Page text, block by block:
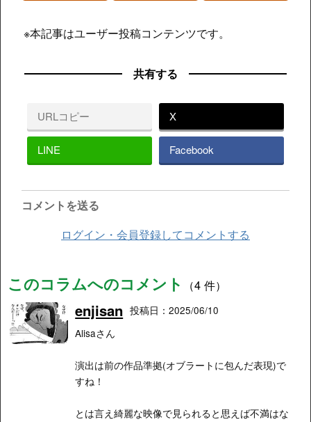
※本記事はユーザー投稿コンテンツです。
共有する
URLコピー X
LINE Facebook
コメントを送る
ログイン・会員登録してコメントする
このコラムへのコメント （4 件）
enjisan 投稿日：2025/06/10
Alisaさん
演出は前の作品準拠(オブラートに包んだ表現)で
すね！
とは言え綺麗な映像で見られると思えば不満はな